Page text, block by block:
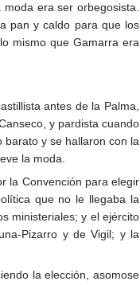
era ser orbegosista.
pan y caldo para que los
mismo que Gamarra era
antes de la Palma,
y pardista cuando
barato y se hallaron con la
la moda.
la Convención para elegir
que no le llegaba la
ministeriales; y el ejército
Pizarro y de Vigil; y la
la elección, asomose